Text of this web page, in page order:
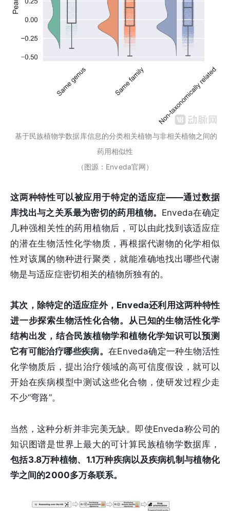
基于民族植物学数据库信息的分类相关植物与非相关植物之间的
药用相似性
（图源：Enveda官网）
这两种特性可以被应用于特定的适应症——通过数据
库找出与之关系最为密切的药用植物。 Enveda在确定
几种强相关性的药用植物后，可以由此找到该适应症
的潜在生物活性化学物质，再根据代谢物的化学相似
性对该属的物种进行聚类，就能准确地找出哪些代谢
物是与适应症密切相关的植物所独有的。
其次，除特定的适应症外，Enveda还利用这两种特性
进一步探索生物活性化合物。从已知的生物活性化学
结构出发，结合民族植物学和植物化学知识可以预测
它有可能治疗哪些疾病。在Enveda确定一种生物活性
化学物质后，提出治疗领域的高可信度假设，就可以
开始在疾病模型中测试这些化合物，使研发过程少走
不少“弯路”。
当然，这种分析并非完美无缺。即使Enveda称公司的
知识图谱是世界上最大的可计算民族植物学数据库，
包括3.8万种植物、1.1万种疾病以及疾病机制与植物化
学之间的2000多万条联系。